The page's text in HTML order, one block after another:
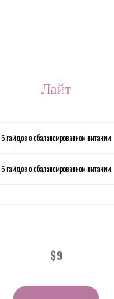
Лайт
6 гайдов о сбалансированном питании.
6 гайдов о сбалансированном питании.
$9